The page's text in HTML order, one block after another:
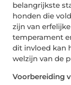
belangrijkste
honden die
zijn van
temperament
dit invloed kan
welzijn van de
Voorbereiding